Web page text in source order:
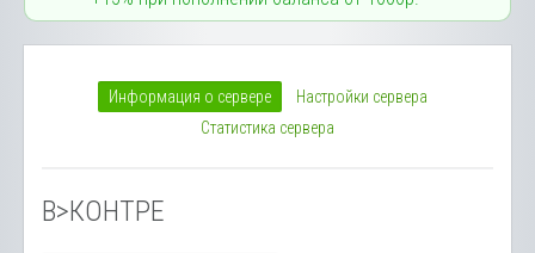
Информация о сервере
Настройки сервера
Статистика сервера
В>КОНТРЕ